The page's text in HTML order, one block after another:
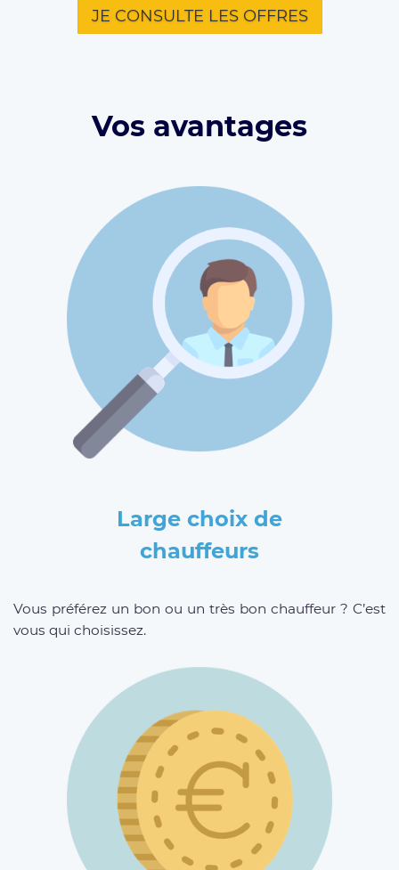
JE CONSULTE LES OFFRES
Vos avantages
Large choix de
chauffeurs
Vous préférez un bon ou un très bon chauffeur ? C’est
vous qui choisissez.